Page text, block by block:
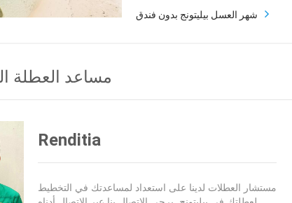
شهر العسل بيليتونج بدون فندق
مساعد العطلة
Renditia
مستشار العطلات لدينا على استعداد لمساعدتك في التخطيط